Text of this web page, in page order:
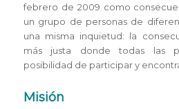
febrero de 2009 como
un grupo de personas de
una misma inquietud: la
más justa donde todas las
posibilidad de participar y
Misión